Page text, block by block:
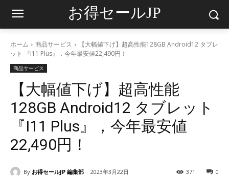
お得セールJP
ホーム 商品サービス
【大幅値下げ】超高性能128GB Android12 タブレ
ット 『I11 Plus』，今年最安値22,490円！
商品サービス
【大幅値下げ】超高性能
128GB Android12 タブレット
『I11 Plus』，今年最安値
22,490円！
By お得セールJP 編集部 2023年3月22日 0
371